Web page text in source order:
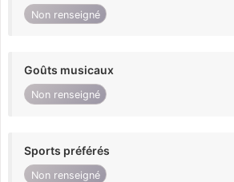
Non renseigné
Goûts musicaux
Non renseigné
Sports préférés
Non renseigné